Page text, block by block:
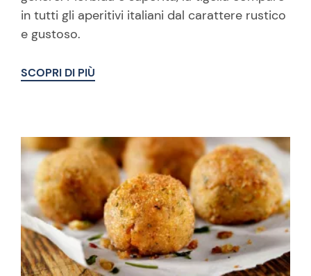
in tutti gli aperitivi italiani dal carattere rustico
e gustoso.
SCOPRI DI PIÙ